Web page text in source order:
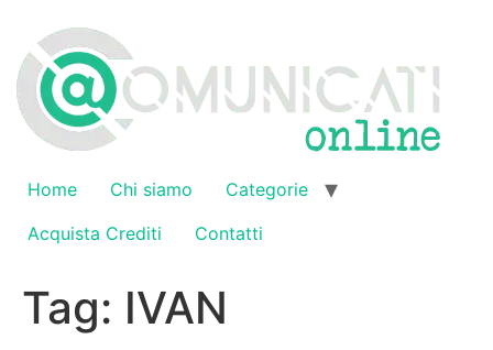
contenuto
Home Chi siamo
Categorie
Acquista Crediti
Contatti
Tag: IVAN